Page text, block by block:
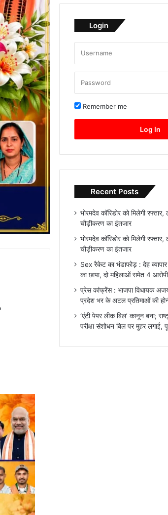
Login
Remember me
Log In
Recent Posts
भोरमदेव कॉरिडोर को मिलेगी रफ्तार,
चौड़ीकरण का इंतजार
भोरमदेव कॉरिडोर को मिलेगी रफ्तार,
चौड़ीकरण का इंतजार
Sex रैकेट का भंडाफोड़ : देह
का छापा, दो महिलाओं समेत 4 आरोपी
प्रेस कांफ्रेंस : भाजपा विधायक
प्रदेश भर के अटल प्रतिमाओं की
‘एंटी पेपर लीक बिल’ कानून बना;
परीक्षा संशोधन बिल पर मुहर